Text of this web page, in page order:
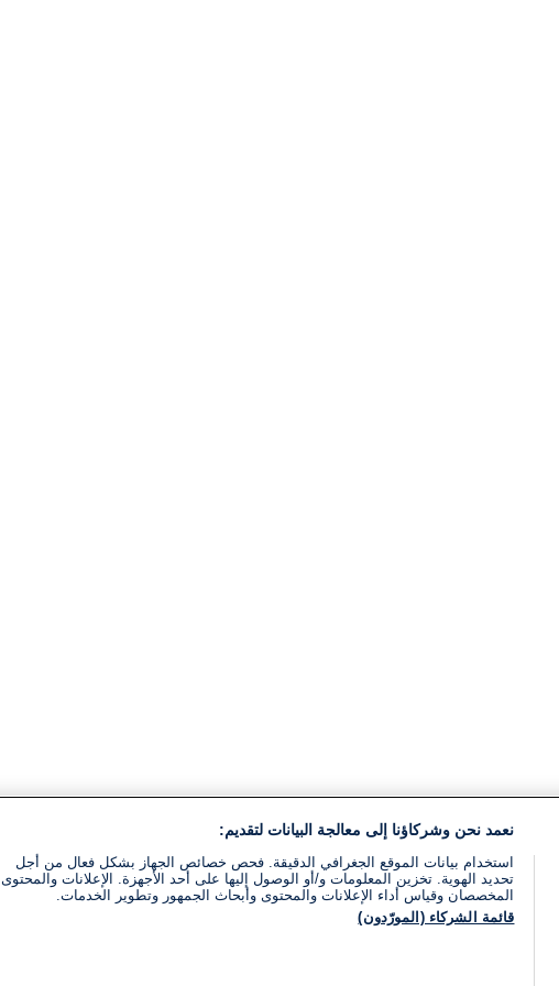
نعمد نحن وشركاؤنا إلى معالجة البيانات لتقديم:
استخدام بيانات الموقع الجغرافي الدقيقة. فحص خصائص الجهاز بشكل فعال من أجل
تحديد الهوية. تخزين المعلومات و/أو الوصول إليها على أحد الأجهزة. الإعلانات والمحتوى
المخصصان وقياس أداء الإعلانات والمحتوى وأبحاث الجمهور وتطوير الخدمات.
قائمة الشركاء (المورّدون)